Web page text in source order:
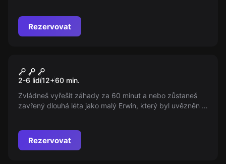
záhadu hotelu Clayton nebo zůstanete v Irsku navždy?
Rezervovat
Erwinova Pomsta
2-6 lidí12+60 min.
Zvládneš vyřešit záhady za 60 minut a nebo zůstaneš
zavřený dlouhá léta jako malý Erwin, který byl uvězněn v
Rezervovat